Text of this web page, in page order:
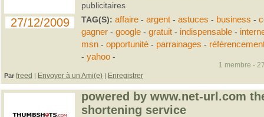
27/12/2009
publicitaires
TAG(S): affaire- argent- astuces - business -
gagner- google- gratuit- indispensable-
msn - opportunité- parrainages -
- yahoo-
Par freed | Envoyer à un Ami(e) | Enregistrer
1 membre -
powered by www.net-url.com
shortening service